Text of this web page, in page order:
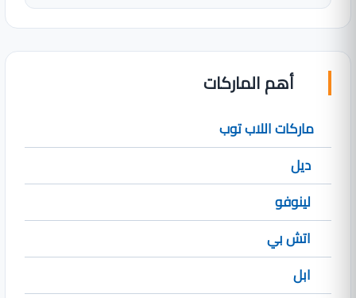
أهم الماركات
ماركات اللاب توب
ديل
لينوفو
اتش بي
ابل